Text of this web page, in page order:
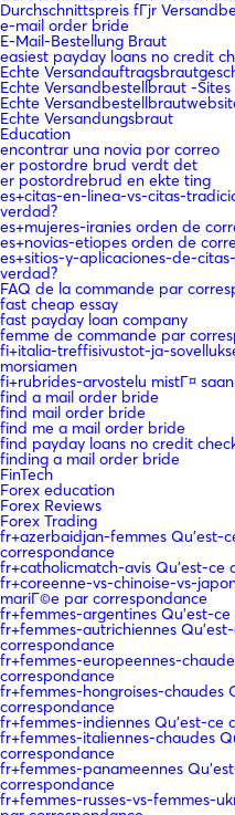
Durchschnittspreis fГјr
e-mail order bride
E-Mail-Bestellung Braut
easiest payday loans no credit
Echte
Echte Versandbestellbraut -Sites
Echte
Echte Versandungsbraut
Education
encontrar una novia por correo
er postordre brud verdt det
er postordrebrud en ekte ting
es+citas-en-linea-vs-citas-
verdad?
es+mujeres-iranies orden de
es+novias-etiopes orden de
es+sitios-y-aplicaciones-de-
verdad?
FAQ de la commande par
fast cheap essay
fast payday loan company
femme de commande par
fi+italia-treffisivustot-ja-
morsiamen
fi+rubrides-arvostelu mistГ¤
find a mail order bride
find mail order bride
find me a mail order bride
find payday loans no credit
finding a mail order bride
FinTech
Forex education
Forex Reviews
Forex Trading
fr+azerbaidjan-femmes Qu'est-
correspondance
fr+catholicmatch-avis Qu'est-ce
fr+coreenne-vs-chinoise-vs-
mariГ©e par correspondance
fr+femmes-argentines Qu'est-
fr+femmes-autrichiennes
correspondance
fr+femmes-europeennes-
correspondance
fr+femmes-hongroises-
correspondance
fr+femmes-indiennes Qu'est-ce
fr+femmes-italiennes-chaudes
correspondance
fr+femmes-panameennes
correspondance
fr+femmes-russes-vs-femmes-